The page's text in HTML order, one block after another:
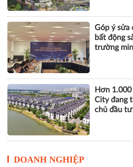
Góp ý sửa
bất động
trường
Hơn
City đang
chủ đầu tư
DOANH NGHIỆP